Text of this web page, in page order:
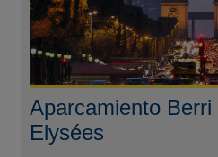
Aparcamiento Berri
Elysées